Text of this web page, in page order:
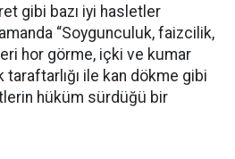
gibi bazı iyi hasletler
“Soygunculuk, faizcilik,
hor görme, içki ve kumar
ile kan dökme gibi
hüküm sürdüğü bir